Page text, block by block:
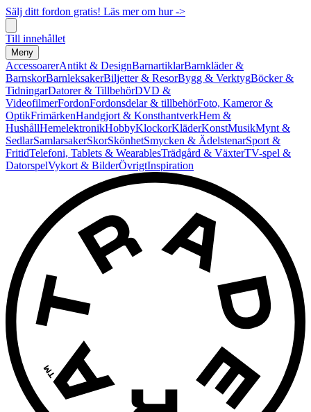
Sälj ditt fordon gratis! Läs mer om hur ->
Till innehållet
Meny
AccessoarerAntikt & DesignBarnartiklarBarnkläder &
BarnskorBarnleksakerBiljetter & ResorBygg & VerktygBöcker &
TidningarDatorer & TillbehörDVD &
VideofilmerFordonFordonsdelar & tillbehörFoto, Kameror &
OptikFrimärkenHandgjort & KonsthantverkHem &
HushållHemelektronikHobbyKlockorKläderKonstMusikMynt &
SedlarSamlarsakerSkorSkönhetSmycken & ÄdelstenarSport &
FritidTelefoni, Tablets & WearablesTrädgård & VäxterTV-spel &
DatorspelVykort & BilderÖvrigtInspiration